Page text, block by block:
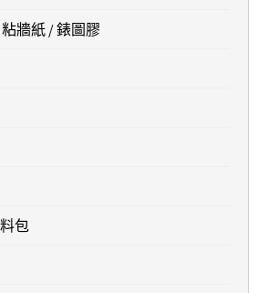
牆紙 / 錶圖膠
包